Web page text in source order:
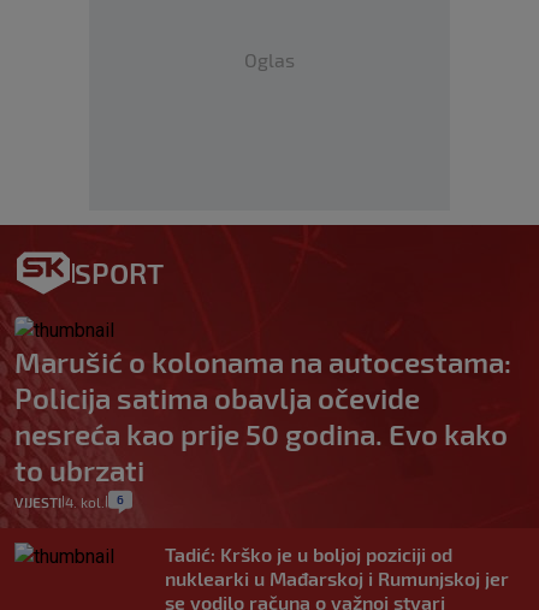
Oglas
SPORT
Marušić o kolonama na autocestama:
Policija satima obavlja očevide
nesreća kao prije 50 godina. Evo kako
to ubrzati
VIJESTI 4. kol. 6
Tadić: Krško je u boljoj poziciji od
nuklearki u Mađarskoj i Rumunjskoj jer
se vodilo računa o važnoj stvari